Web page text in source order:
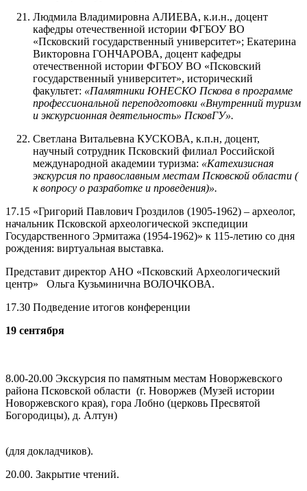
Людмила Владимировна АЛИЕВА, к.и.н., доцент
кафедры отечественной истории ФГБОУ ВО
«Псковский государственный университет»; Екатерина
Викторовна ГОНЧАРОВА, доцент кафедры
отечественной истории ФГБОУ ВО «Псковский
государственный университет», исторический
факультет: «Памятники ЮНЕСКО Пскова в программе
профессиональной переподготовки «Внутренний туризм
и экскурсионная деятельность» ПсковГУ».
Светлана Витальевна КУСКОВА, к.п.н, доцент,
научный сотрудник Псковский филиал Российской
международной академии туризма: «Катехизисная
экскурсия по православным местам Псковской области (
к вопросу о разработке и проведения)».
17.15 «Григорий Павлович Гроздилов (1905-1962) – археолог,
начальник Псковской археологической экспедиции
Государственного Эрмитажа (1954-1962)» к 115-летию со дня
рождения: виртуальная выставка.
Представит директор АНО «Псковский Археологический
центр» Ольга Кузьминична ВОЛОЧКОВА.
17.30 Подведение итогов конференции
19 сентября
8.00-20.00 Экскурсия по памятным местам Новоржевского
района Псковской области (г. Новоржев (Музей истории
Новоржевского края), гора Лобно (церковь Пресвятой
Богородицы), д. Алтун)
(для докладчиков).
20.00. Закрытие чтений.